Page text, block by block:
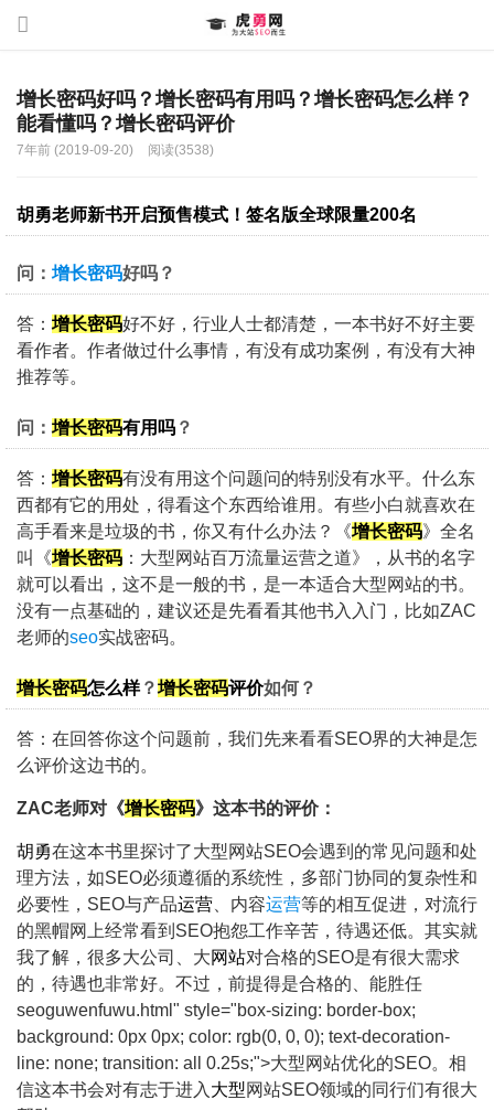
增长密码好吗？增长密码有用吗？增长密码怎么样？
能看懂吗？增长密码评价
7年前 (2019-09-20) 阅读(3538)
胡勇老师新书开启预售模式！签名版全球限量200名
问： 增长密码好吗？
答： 增长密码好不好，行业人士都清楚，一本书好不好主要
看作者。作者做过什么事情，有没有成功案例，有没有大神
推荐等。
问： 增长密码有用吗 ？
答： 增长密码有没有用这个问题问的特别没有水平。什么东
西都有它的用处，得看这个东西给谁用。有些小白就喜欢在
高手看来是垃圾的书，你又有什么办法？《增长密码》全名
叫《增长密码 ： 大型网站百万流量运营之道》，从书的名字
就可以看出，这不是一般的书，是一本适合大型网站的书。
没有一点基础的，建议还是先看看其他书入入门，比如ZAC
老师的seo实战密码。
增长密码怎么样？增长密码评价如何？
答：在回答你这个问题前，我们先来看看SEO界的大神是怎
么评价这边书的。
ZAC老师对《增长密码》这本书的评价：
胡勇在这本书里探讨了大型网站SEO会遇到的常见问题和处
理方法，如SEO必须遵循的系统性，多部门协同的复杂性和
必要性，SEO与产品运营 、内容运营等的相互促进，对流行
的黑帽网上经常看到SEO抱怨工作辛苦，待遇还低。其实就
我了解，很多大公司、大网站对合格的SEO是有很大需求
的，待遇也非常好。不过，前提得是合格的、能胜任
seoguwenfuwu.html" style="box-sizing: border-box;
background: 0px 0px; color: rgb(0, 0, 0); text-decoration-
line: none; transition: all 0.25s;">大型网站优化的SEO。相
信这本书会对有志于进入 大型网站SEO领域的同行们有很大